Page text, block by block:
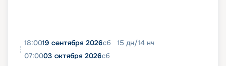
18:0019 сентября 2026сб 15 дн/14 нч
07:0003 октября 2026сб